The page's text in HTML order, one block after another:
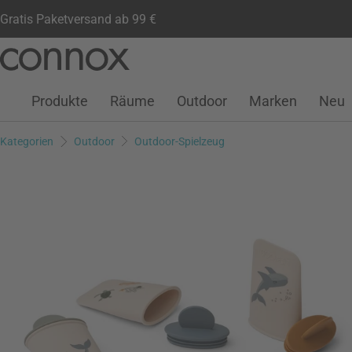
Gratis Paketversand ab 99 €
Seiteninhalt
Suchfeld
Kundenkonto
Wunschliste
Warenkorb
Produkte Räume Outdoor Marken Neu
Kategorien Outdoor Outdoor-Spielzeug